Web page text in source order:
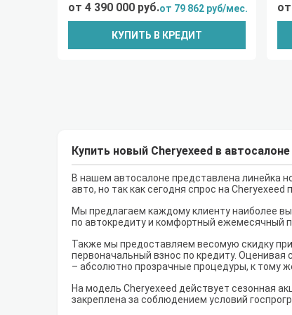
от 4 390 000 руб.от 79 862 руб/мес.
КУПИТЬ В КРЕДИТ
Купить новый Cheryexeed в автосалоне
В нашем автосалоне представлена линейка
авто, но так как сегодня спрос на
Мы предлагаем каждому клиенту наиболее
по автокредиту и комфортный ежемесячный
Также мы предоставляем весомую скидку
первоначальный взнос по кредиту. Оценивая
– абсолютно прозрачные процедуры, к тому
На модель Cheryexeed действует сезонная
закреплена за соблюдением условий